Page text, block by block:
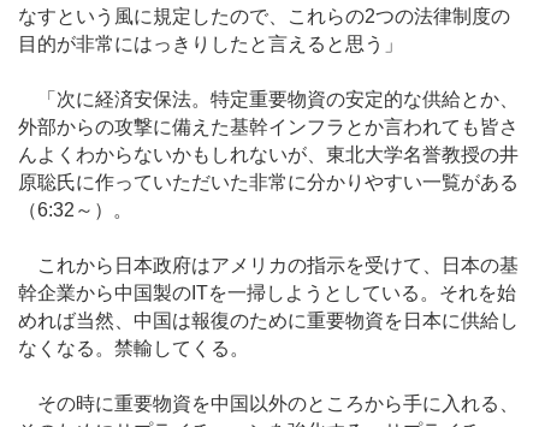
なすという風に規定したので、これらの2つの法律制度の
目的が非常にはっきりしたと言えると思う」
「次に経済安保法。特定重要物資の安定的な供給とか、
外部からの攻撃に備えた基幹インフラとか言われても皆さ
んよくわからないかもしれないが、東北大学名誉教授の井
原聡氏に作っていただいた非常に分かりやすい一覧がある
（6:32～）。
これから日本政府はアメリカの指示を受けて、日本の基
幹企業から中国製のITを一掃しようとしている。それを始
めれば当然、中国は報復のために重要物資を日本に供給し
なくなる。禁輸してくる。
その時に重要物資を中国以外のところから手に入れる、